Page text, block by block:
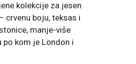
kolekcije za jesen
crvenu boju, teksas i
manje-više
po kom je London i